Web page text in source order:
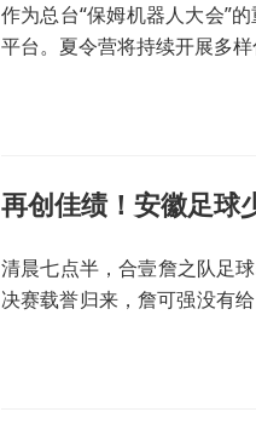
作为总台“保姆机器人大会”
平台。夏令营将持续开展多
再创佳绩！安徽足球
清晨七点半，合壹詹之队足
决赛载誉归来，詹可强没有